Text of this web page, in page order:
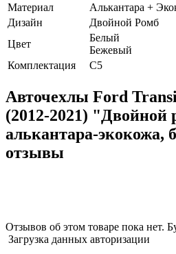
Материал
Алькантара +
Дизайн
Двойной Ромб
Цвет
Белый
Бежевый
Комплектация
C5
Авточехлы Ford
(2012-2021) "Двойной
алькантара-экокожа,
отзывы
Отзывов об этом товаре пока нет.
Загрузка данных авторизации